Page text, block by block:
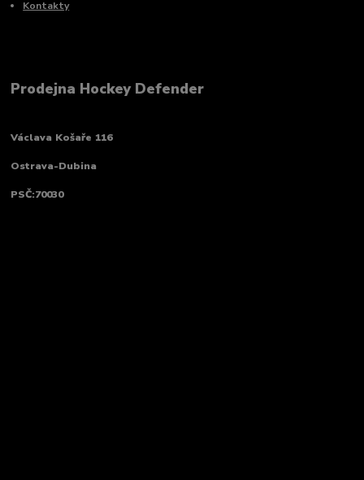
Kontakty
Prodejna Hockey Defender
Václava Košaře 116
Ostrava-Dubina
PSČ:70030